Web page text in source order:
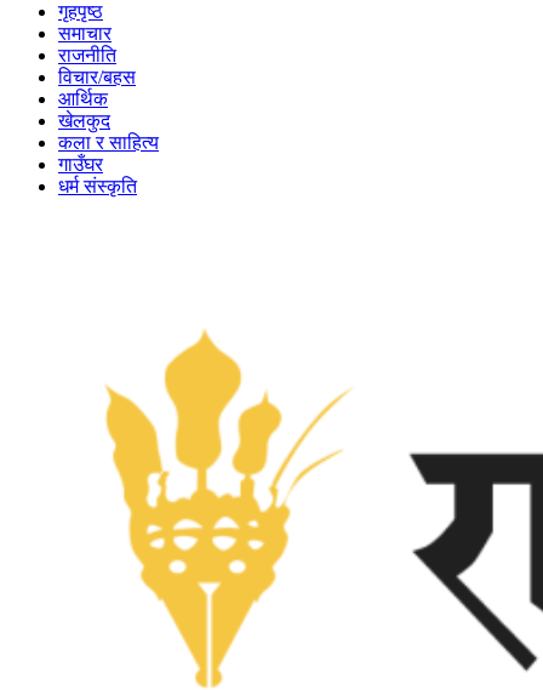
गृहपृष्ठ
समाचार
राजनीति
विचार/बहस
आर्थिक
खेलकुद
कला र साहित्य
गाउँघर
धर्म संस्कृति